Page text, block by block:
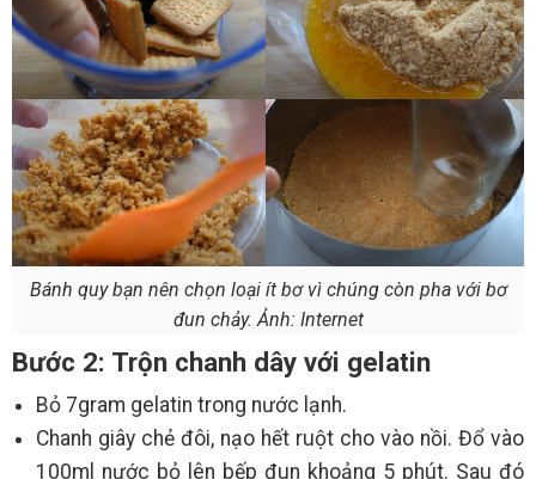
Bánh quy bạn nên chọn loại ít bơ vì chúng còn pha với bơ
đun chảy. Ảnh: Internet
Bước 2: Trộn chanh dây với gelatin
Bỏ 7gram gelatin trong nước lạnh.
Chanh giây chẻ đôi, nạo hết ruột cho vào nồi. Đổ vào
100ml nước bỏ lên bếp đun khoảng 5 phút. Sau đó